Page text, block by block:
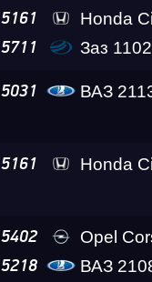
Test & Tune PRO
Чемпионат
5161 Honda
5711 Заз 1102
5031 ВАЗ
5161 Honda
5402 Opel
5218 ВАЗ 2108